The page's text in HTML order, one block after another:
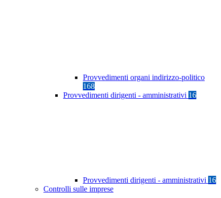
Provvedimenti organi indirizzo-politico
168
Provvedimenti dirigenti - amministrativi 16
Provvedimenti dirigenti - amministrativi 16
Controlli sulle imprese